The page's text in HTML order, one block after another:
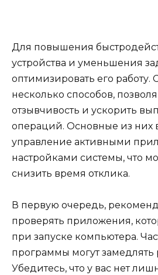
Для повышения
устройства и уменьшения
оптимизировать его работу.
несколько способов,
отзывчивость и ускорить
операций. Основные из них
управление активными
настройками системы, что
снизить время отклика.
В первую очередь,
проверять приложения,
при запуске компьютера.
программы могут замедлять
Убедитесь, что у вас нет